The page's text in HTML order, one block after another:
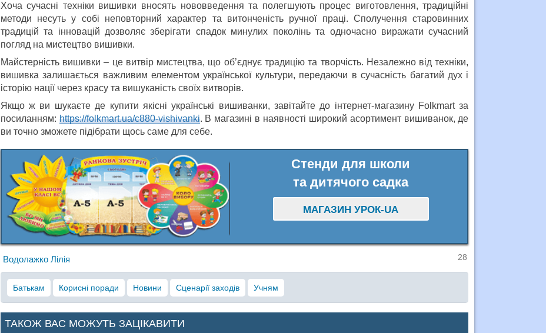
Хоча сучасні техніки вишивки вносять нововведення та полегшують процес виготовлення, традиційні
методи несуть у собі неповторний характер та витонченість ручної праці. Сполучення старовинних
традицій та інновацій дозволяє зберігати спадок минулих поколінь та одночасно виражати сучасний
погляд на мистецтво вишивки.
Майстерність вишивки – це витвір мистецтва, що об’єднує традицію та творчість. Незалежно від техніки,
вишивка залишається важливим елементом української культури, передаючи в сучасність багатий дух і
історію нації через красу та вишуканість своїх витворів.
Якщо ж ви шукаєте де купити якісні українські вишиванки, завітайте до інтернет-магазину Folkmart за
посиланням: https://folkmart.ua/c880-vishivanki. В магазині в наявності широкий асортимент вишиванок, де
ви точно зможете підібрати щось саме для себе.
Стенди для школи
та дитячого садка
МАГАЗИН УРОК-UA
Водолажко Лілія 28
Батькам Корисні поради Новини Сценарії заходів Учням
ТАКОЖ ВАС МОЖУТЬ ЗАЦІКАВИТИ